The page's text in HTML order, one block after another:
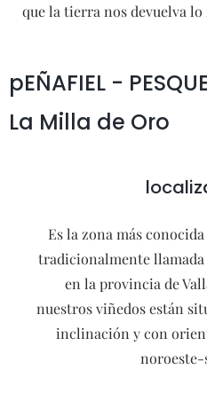
que la tierra nos devuelva lo
pEÑAFIEL -
La Milla de Oro
Es la zona más
tradicionalmente
en la provincia de
nuestros viñedos están
inclinación y con
noroeste-